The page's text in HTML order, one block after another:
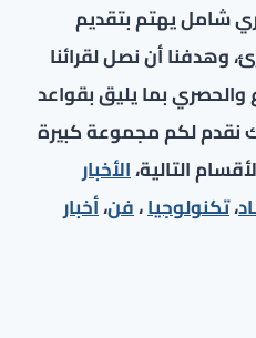
شامل يهتم بتقديم
وهدفنا أن نصل لقرائنا
والحصري بما يليق بقواعد
نقدم لكم مجموعة كبيرة
التالية،الأخبار
،تكنولوجيا،فن،أخبار